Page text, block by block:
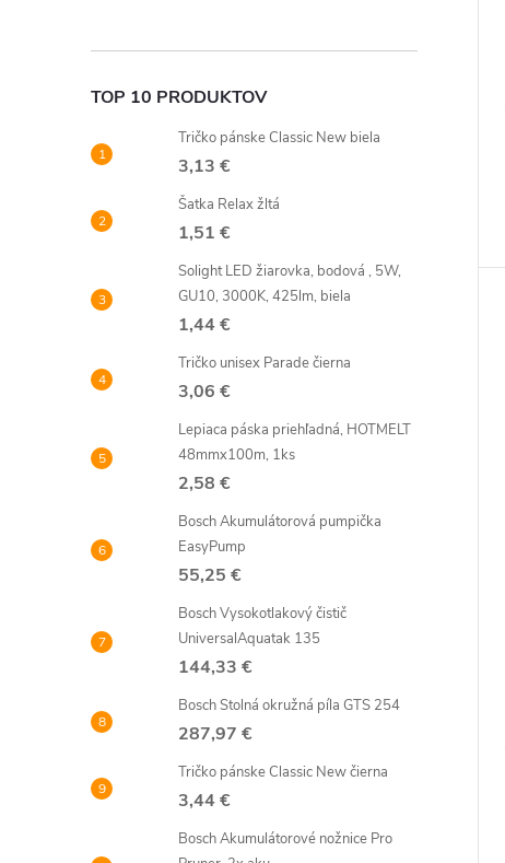
TOP 10 PRODUKTOV
Tričko pánske Classic New biela
3,13 €
Šatka Relax žltá
1,51 €
Solight LED žiarovka, bodová , 5W,
GU10, 3000K, 425lm, biela
1,44 €
Tričko unisex Parade čierna
3,06 €
Lepiaca páska priehľadná, HOTMELT
48mmx100m, 1ks
2,58 €
Bosch Akumulátorová pumpička
EasyPump
55,25 €
Bosch Vysokotlakový čistič
UniversalAquatak 135
144,33 €
Bosch Stolná okružná píla GTS 254
287,97 €
Tričko pánske Classic New čierna
3,44 €
Bosch Akumulátorové nožnice Pro